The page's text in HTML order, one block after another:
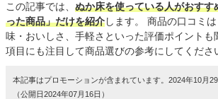
この記事では、 ぬか床を使っている人がおすす
った商品」だけを紹介します。 商品の口コミ
味・おいしさ、手軽さといった評価ポイントも
項目にも注目して商品選びの参考にしてくださ
本記事はプロモーションが含まれています。2024年10月
（公開日2024年07月16日）